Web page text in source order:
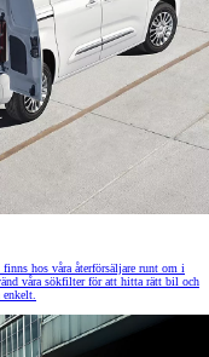
hos våra återförsäljare runt om i
våra sökfilter för att hitta rätt bil och